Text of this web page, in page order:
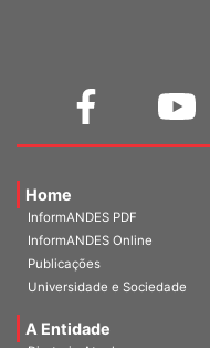
Home
InformANDES PDF
InformANDES Online
Publicações
Universidade e Sociedade
A Entidade